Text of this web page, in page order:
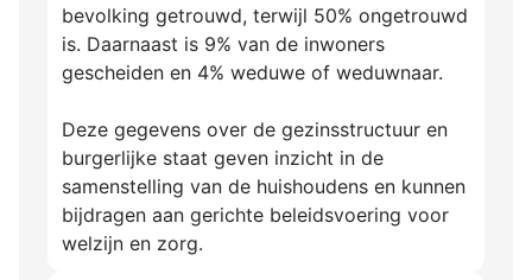
bevolking getrouwd, terwijl 50% ongetrouwd
is. Daarnaast is 9% van de inwoners
gescheiden en 4% weduwe of weduwnaar.
Deze gegevens over de gezinsstructuur en
burgerlijke staat geven inzicht in de
samenstelling van de huishoudens en kunnen
bijdragen aan gerichte beleidsvoering voor
welzijn en zorg.